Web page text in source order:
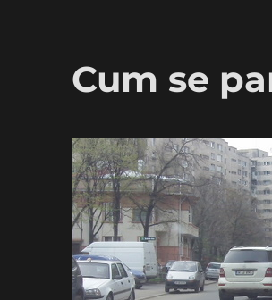
Cum se